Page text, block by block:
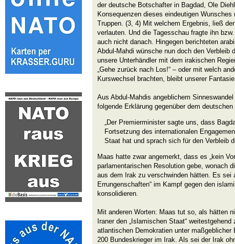
der deutsche Botschafter in Bagdad, Ole
Konsequenzen dieses eindeutigen
Truppen. (3, 4) Mit welchem Ergebnis, ließ
verlauten. Und die Tagesschau fragte ihn
auch nicht danach. Hingegen berichteten
Abdul-Mahdi wünsche nun doch den Verbleib
unsere Unterhändler mit dem irakischen
„Gehe zurück nach Los!“ – oder mit welch
Kurswechsel brachten, bleibt unserer
Aus Abdul-Mahdis angeblichem
folgende Erklärung gegenüber dem deutschen
„Der Premierminister sagte uns, dass
Fortsetzung des internationalen
Staat hat und sprach sich für den Verbleib
Maas hatte zwar angemerkt, dass es „kein
parlamentarischen Resolution gebe, wonach
aus dem Irak zu verschwinden hätten. Es sei
Errungenschaften“ im Kampf gegen den
konsolidieren.
Mit anderen Worten: Maas tut so, als hätten
Iraner den „Islamischen Staat“
atlantischen Demokratien unter maßgeblicher
200 Bundeskrieger im Irak. Als sei der Irak